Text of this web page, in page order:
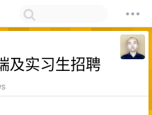
及实习生招聘